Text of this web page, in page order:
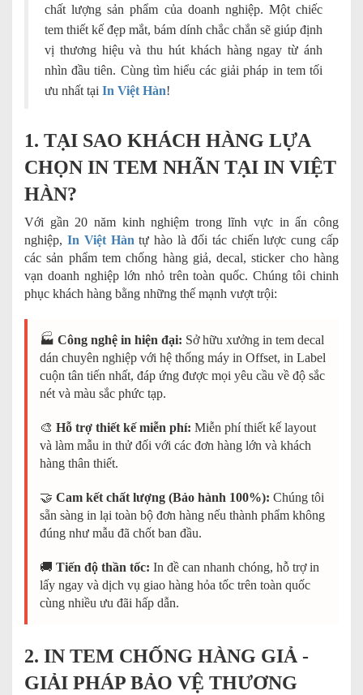
chất lượng sản phẩm của doanh nghiệp. Một chiếc
tem thiết kế đẹp mắt, bám dính chắc chắn sẽ giúp định
vị thương hiệu và thu hút khách hàng ngay từ ánh
nhìn đầu tiên. Cùng tìm hiểu các giải pháp in tem tối
ưu nhất tại In Việt Hàn!
1. TẠI SAO KHÁCH HÀNG LỰA
CHỌN IN TEM NHÃN TẠI IN VIỆT
HÀN?
Với gần 20 năm kinh nghiệm trong lĩnh vực in ấn công
nghiệp, In Việt Hàn tự hào là đối tác chiến lược cung cấp
các sản phẩm tem chống hàng giả, decal, sticker cho hàng
vạn doanh nghiệp lớn nhỏ trên toàn quốc. Chúng tôi chinh
phục khách hàng bằng những thế mạnh vượt trội:
🏭 Công nghệ in hiện đại: Sở hữu xưởng in tem decal
dán chuyên nghiệp với hệ thống máy in Offset, in Label
cuộn tân tiến nhất, đáp ứng được mọi yêu cầu về độ sắc
nét và màu sắc phức tạp.
🎨 Hỗ trợ thiết kế miễn phí: Miễn phí thiết kế layout
và làm mẫu in thử đối với các đơn hàng lớn và khách
hàng thân thiết.
🤝 Cam kết chất lượng (Bảo hành 100%): Chúng tôi
sẵn sàng in lại toàn bộ đơn hàng nếu thành phẩm không
đúng như mẫu đã chốt ban đầu.
🚚 Tiến độ thần tốc: In đề can nhanh chóng, hỗ trợ in
lấy ngay và dịch vụ giao hàng hỏa tốc trên toàn quốc
cùng nhiều ưu đãi hấp dẫn.
2. IN TEM CHỐNG HÀNG GIẢ -
GIẢI PHÁP BẢO VỆ THƯƠNG